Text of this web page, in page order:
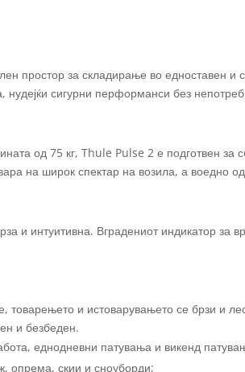
простор за складирање во едноставен и
нудејќи сигурни перформанси без
од 75 кг, Thule Pulse 2 е подготвен за
на широк спектар на возила, а воедно
и интуитивна. Вградениот индикатор за
товарењето и истоварувањето се брзи и
и безбеден.
еднодневни патувања и викенд
опрема, скии и сноуборди;